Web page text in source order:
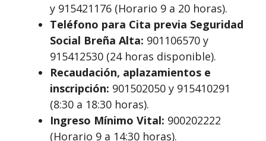
y 915421176 (Horario 9 a 20 horas).
Teléfono para Cita previa Seguridad
Social Breña Alta: 901106570 y
915412530 (24 horas disponible).
Recaudación, aplazamientos e
inscripción: 901502050 y 915410291
(8:30 a 18:30 horas).
Ingreso Mínimo Vital: 900202222
(Horario 9 a 14:30 horas).